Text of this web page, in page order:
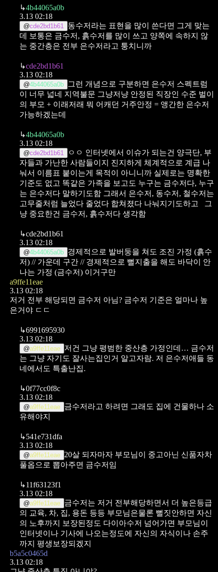
↳4b44065a0b
3.13 02:18
@cde2bd1b61
동수저라는 표현을 많이 쓴다면 그게 맞는
데
보통은 금수저, 흙수저를 많이 쓰고 양쪽에 속하지 않
는 중간층은 전부 은수저라고 퉁치니까
↳cde2bd1b61
3.13 02:18
@4b44065a0b
그런 개념으로 구분하면 은수저 스펙트럼
이 너무 넓네 지역불문 그냥저냥 안정된 직장인 수준 벌이
의 부모 + 이래저래 뭐 어캐던 거주안정 = 앵간한 은수저
가능하겠는데
↳4b44065a0b
3.13 02:18
@cde2bd1b61
ㅇㅇ 인터넷에서 이슈가 되는건 양극단, 부
자들과 가난한 사람들이지
진지하게 체계적으로 계급 나
눠서 이름표 붙이는게 목적이 아니니까 실제로는 명확한
기준도 없고 똑같은 가족을 보고도 누구는 금수저다, 누구
는 은수저다 말하기도함 그래서 은수저, 동수저, 철수저는
고무줄처럼 늘었다 줄었다 합쳐졌다 나눠지기도하고
그
냥 중요한건 금수저, 흙수저다 생각함
↳cde2bd1b61
3.13 02:18
@4b44065a0b 경제적으로 발버둥을 쳐도 조진 가정 (흙수
저) // 가운데 구간 // 경제적으로 뻘지출을 해도 바닥이 안
나는 가정 (금수저) 이거구만
a9ffe11eae
3.13 02:18
저거 전부 해당되면 금수저 아님? 금수저 기준은 얼마나 높
은거야 ㄷㄷ
↳6991695930
3.13 02:18
@a9ffe11eae 저건 그냥 평범한 중산층 가정인데… 금수저
는 그냥 자기도 잘사는집인거 알고자람. 저 은수저애들 동
네에서도 특출난집.
↳0f77cc0f8c
3.13 02:18
@a9ffe11eae 금수저라고 하려면 그래도 집에 건물하나 소
유해야지
↳541e731dfa
3.13 02:18
@a9ffe11eae 20살 되자마자 부모님이 중고아닌 신품자차
풀옵으로 뽑아주면 금수저임
↳11f63123f1
3.13 02:18
@a9ffe11eae 금수저는 저거 전부해당하면서 더 높은등급
의 교육, 차, 집, 용돈 등등 부모님은물론 뻘짓안하면 자신
의 노후까지 보장된정도 다이아수저 넘어가면 부모님이
인터넷이나 기사에 나오는정도에 자신의 자식이나 손주
까지 평생보장되겠지
b5a5c0465d
3.13 02:18